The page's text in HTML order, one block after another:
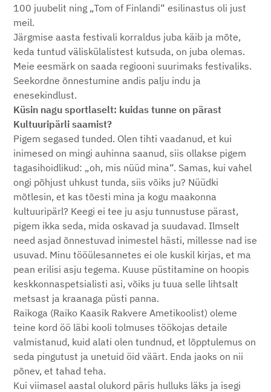
100 juubelit ning „Tom of Finlandi“ esilinastus oli just
meil.
Järgmise aasta festivali korraldus juba käib ja mõte,
keda tuntud väliskülalistest kutsuda, on juba olemas.
Meie eesmärk on saada regiooni suurimaks festivaliks.
Seekordne õnnestumine andis palju indu ja
enesekindlust.
Küsin nagu sportlaselt: kuidas tunne on pärast
Kultuuripärli saamist?
Pigem segased tunded. Olen tihti vaadanud, et kui
inimesed on mingi auhinna saanud, siis ollakse pigem
tagasihoidlikud: „oh, mis nüüd mina“. Samas, kui vahel
ongi põhjust uhkust tunda, siis võiks ju? Nüüdki
mõtlesin, et kas tõesti mina ja kogu maakonna
kultuuripärl? Keegi ei tee ju asju tunnustuse pärast,
pigem ikka seda, mida oskavad ja suudavad. Ilmselt
need asjad õnnestuvad inimestel hästi, millesse nad ise
usuvad. Minu tööülesannetes ei ole kuskil kirjas, et ma
pean erilisi asju tegema. Kuuse püstitamine on hoopis
keskkonnaspetsialisti asi, võiks ju tuua selle lihtsalt
metsast ja kraanaga püsti panna.
Raikoga (Raiko Kaasik Rakvere Ametikoolist) oleme
teine kord öö läbi kooli tolmuses töökojas detaile
valmistanud, kuid alati olen tundnud, et lõpptulemus on
seda pingutust ja unetuid öid väärt. Enda jaoks on nii
põnev, et tahad teha.
Kui viimasel aastal olukord päris hulluks läks ja isegi